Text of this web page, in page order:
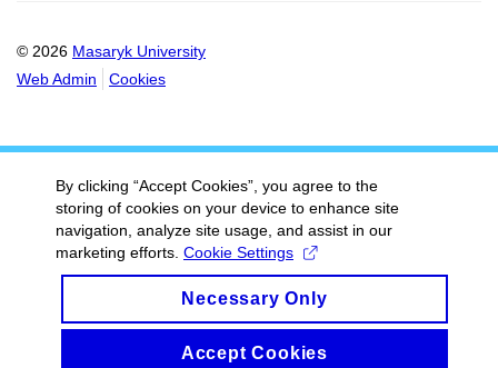
© 2026 Masaryk University
Web Admin
Cookies
By clicking “Accept Cookies”, you agree to the
storing of cookies on your device to enhance site
navigation, analyze site usage, and assist in our
marketing efforts. Cookie Settings
Necessary Only
Accept Cookies